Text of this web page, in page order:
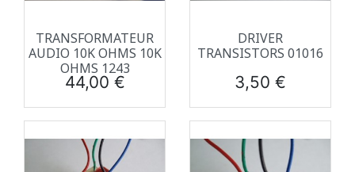
TRANSFORMATEUR
AUDIO 10K OHMS 10K
OHMS 1243
Prix
44,00 €
DRIVER
TRANSISTORS 01016
Prix
3,50 €